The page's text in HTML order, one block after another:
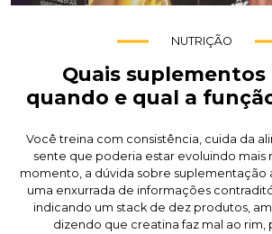
NUTRIÇÃO
Quais
quando e qual a
Você treina com consistência, cuida da
sente que poderia estar evoluindo mais
momento, a dúvida sobre suplementação
uma enxurrada de informações
indicando um stack de dez produtos,
dizendo que creatina faz mal ao rim,